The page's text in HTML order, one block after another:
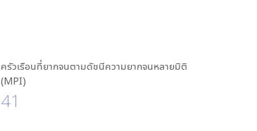
ครัวเรือนที่ยากจนตามดัชนีความยากจนหลายมิติ
(MPI)
41